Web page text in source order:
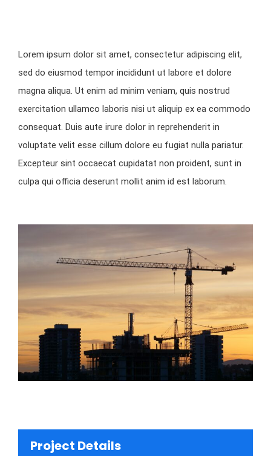
Lorem ipsum dolor sit amet, consectetur adipiscing elit,
sed do eiusmod tempor incididunt ut labore et dolore
magna aliqua. Ut enim ad minim veniam, quis nostrud
exercitation ullamco laboris nisi ut aliquip ex ea commodo
consequat. Duis aute irure dolor in reprehenderit in
voluptate velit esse cillum dolore eu fugiat nulla pariatur.
Excepteur sint occaecat cupidatat non proident, sunt in
culpa qui officia deserunt mollit anim id est laborum.
Project Details